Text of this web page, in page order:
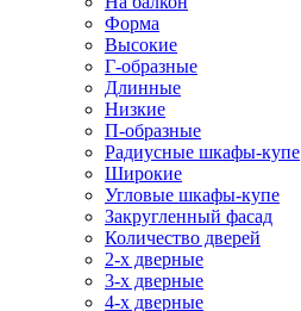
Форма
Высокие
Г-образные
Длинные
Низкие
П-образные
Радиусные шкафы-купе
Широкие
Угловые шкафы-купе
Закругленный фасад
Количество дверей
2-х дверные
3-х дверные
4-х дверные